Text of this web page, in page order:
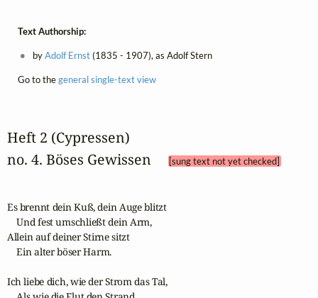
Text Authorship:
byAdolf Ernst(1835 - 1907), as Adolf Stern
Go to thegeneral single-text view
Heft 2 (Cypressen)
no. 4. Böses Gewissen
[sung text not yet checked]
Es brennt dein Kuß, dein Auge blitzt
    Und fest umschließt dein Arm,
Allein auf deiner Stirne sitzt
    Ein alter böser Harm.
Ich liebe dich, wie der Strom das Tal,